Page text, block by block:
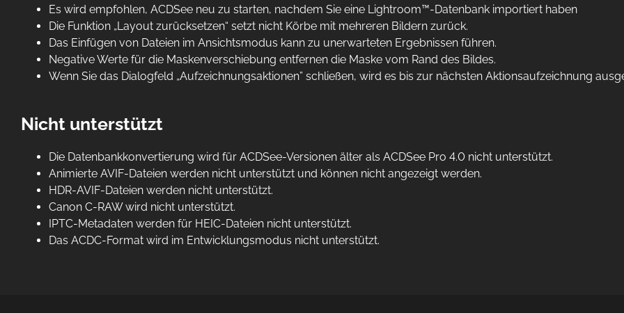
Es wird empfohlen, ACDSee neu zu starten, nachdem Sie eine Lightroom™-Datenbank importiert haben
Die Funktion „Layout zurücksetzen“ setzt nicht Körbe mit mehreren Bildern zurück.
Das Einfügen von Dateien im Ansichtsmodus kann zu unerwarteten Ergebnissen führen.
Negative Werte für die Maskenverschiebung entfernen die Maske vom Rand des Bildes.
Wenn Sie das Dialogfeld „Aufzeichnungsaktionen” schließen, wird es bis zur nächsten Aktionsaufzeichnung
Nicht unterstützt
Die Datenbankkonvertierung wird für ACDSee-Versionen älter als ACDSee Pro 4.0 nicht unterstützt.
Animierte AVIF-Dateien werden nicht unterstützt und können nicht angezeigt werden.
HDR-AVIF-Dateien werden nicht unterstützt.
Canon C-RAW wird nicht unterstützt.
IPTC-Metadaten werden für HEIC-Dateien nicht unterstützt.
Das ACDC-Format wird im Entwicklungsmodus nicht unterstützt.